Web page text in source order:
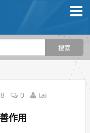
0 tai
作用